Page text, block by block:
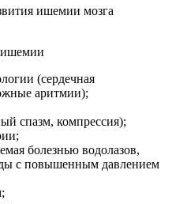
ишемии мозга
(сердечная
аритмии);
спазм, компрессия);
болезнью водолазов,
с повышенным давлением